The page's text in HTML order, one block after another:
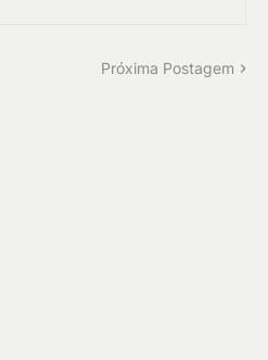
Próxima Postagem